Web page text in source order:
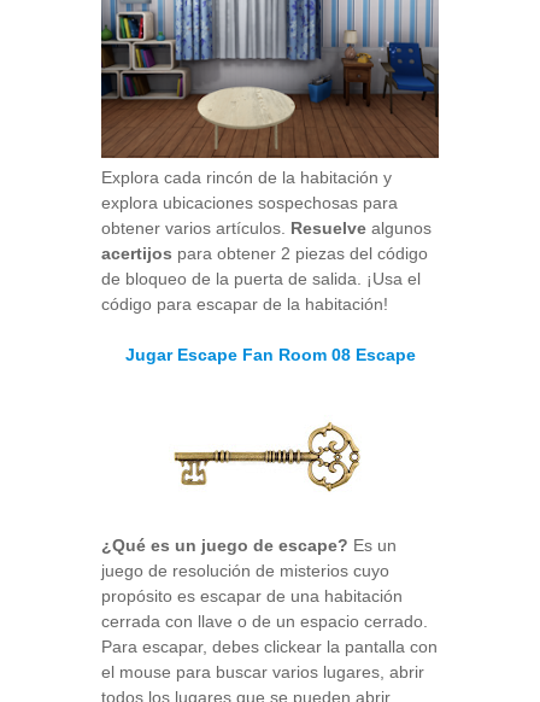
Explora cada rincón de la habitación y
explora ubicaciones sospechosas para
obtener varios artículos. Resuelve algunos
acertijos para obtener 2 piezas del código
de bloqueo de la puerta de salida. ¡Usa el
código para escapar de la habitación!
Jugar Escape Fan Room 08 Escape
¿Qué es un juego de escape? Es un
juego de resolución de misterios cuyo
propósito es escapar de una habitación
cerrada con llave o de un espacio cerrado.
Para escapar, debes clickear la pantalla con
el mouse para buscar varios lugares, abrir
todos los lugares que se pueden abrir,